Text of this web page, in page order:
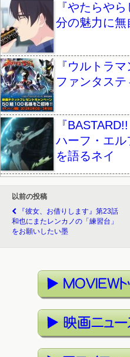
『やたらや
分の魅力に無
『ウルトラ
ファンタス
『
ハーフ・エル
を語るネイ
以前の投稿
『彼女、お借りします』第23話
和也にまたレンカノの「練習台」
をお願いしたい墨